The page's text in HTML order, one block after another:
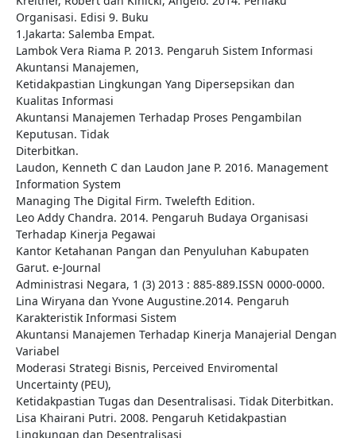
Organisasi. Edisi 9. Buku
1.Jakarta: Salemba Empat.
Lambok Vera Riama P. 2013. Pengaruh Sistem Informasi
Akuntansi Manajemen,
Ketidakpastian Lingkungan Yang Dipersepsikan dan
Kualitas Informasi
Akuntansi Manajemen Terhadap Proses Pengambilan
Keputusan. Tidak
Diterbitkan.
Laudon, Kenneth C dan Laudon Jane P. 2016. Management
Information System
Managing The Digital Firm. Twelefth Edition.
Leo Addy Chandra. 2014. Pengaruh Budaya Organisasi
Terhadap Kinerja Pegawai
Kantor Ketahanan Pangan dan Penyuluhan Kabupaten
Garut. e-Journal
Administrasi Negara, 1 (3) 2013 : 885-889.ISSN 0000-0000.
Lina Wiryana dan Yvone Augustine.2014. Pengaruh
Karakteristik Informasi Sistem
Akuntansi Manajemen Terhadap Kinerja Manajerial Dengan
Variabel
Moderasi Strategi Bisnis, Perceived Enviromental
Uncertainty (PEU),
Ketidakpastian Tugas dan Desentralisasi. Tidak Diterbitkan.
Lisa Khairani Putri. 2008. Pengaruh Ketidakpastian
Lingkungan dan Desentralisasi